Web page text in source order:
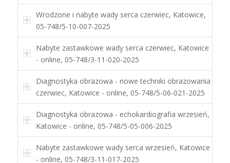
Wrodzone i nabyte wady serca czerwiec, Katowice,
05-748/5-10-007-2025
Nabyte zastawkowe wady serca czerwiec, Katowice
- online, 05-748/3-11-020-2025
Diagnostyka obrazowa - nowe techniki obrazowania
czerwiec, Katowice - online, 05-748/5-06-021-2025
Diagnostyka obrazowa - echokardiografia wrzesień,
Katowice - online, 05-748/5-05-006-2025
Nabyte zastawkowe wady serca wrzesień, Katowice
- online, 05-748/3-11-017-2025